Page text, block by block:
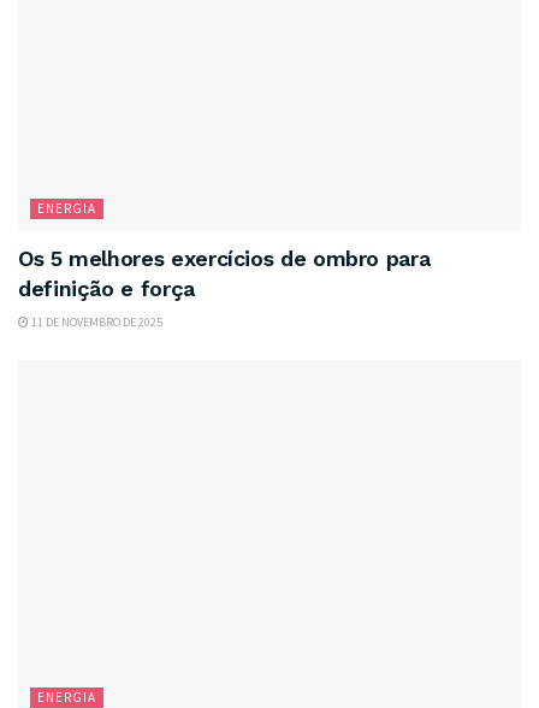
ENERGIA
Os 5 melhores exercícios de ombro para
definição e força
11 DE NOVEMBRO DE 2025
ENERGIA